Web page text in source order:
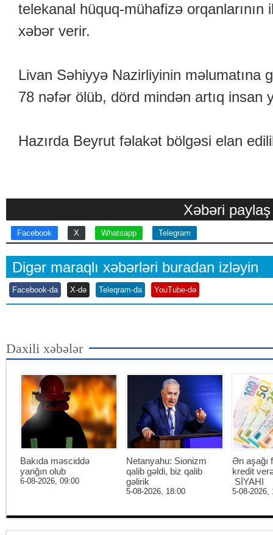
telekanal hüquq-mühafizə
xəbər verir.
Livan Səhiyyə Nazirliyinin məlumatına
78 nəfər ölüb, dörd mindən artıq insan
Hazırda Beyrut fəlakət bölgəsi elan
Xəbəri paylaş
Facebook X Whatsapp Telegram
Digər maraqlı xəbərləri buradan izləyin
Facebook-da X-də Teleqram-da YouTube-də
Daxili xəbələr
Bakıda məsciddə
yanğın olub
6-08-2026, 09:00
Netanyahu: Sionizm
qalib gəldi, biz qalib
gəlirik
5-08-2026, 18:00
Ən aşağı
kredit
SİYAHI
5-08-2026,